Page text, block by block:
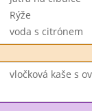
Rýže
voda s citrónem
vločková kaše s